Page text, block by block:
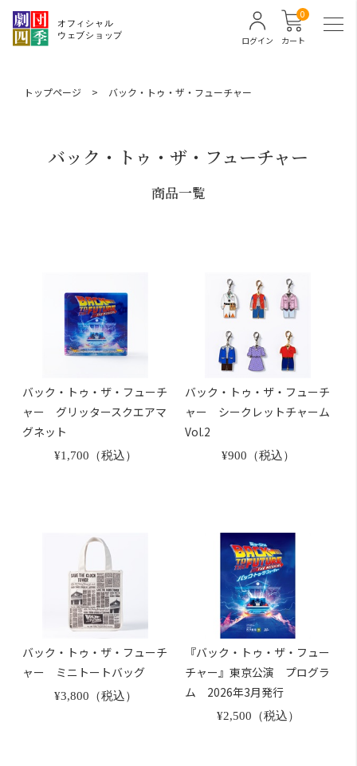
カート
0
ログイン
トップページ > バック・トゥ・ザ・フューチャー
バック・トゥ・ザ・フューチャー
商品一覧
バック・トゥ・ザ・フューチ
ャー グリッタースクエアマ
グネット
¥1,700（税込）
バック・トゥ・ザ・フューチ
ャー シークレットチャーム
Vol.2
¥900（税込）
バック・トゥ・ザ・フューチ
ャー ミニトートバッグ
¥3,800（税込）
『バック・トゥ・ザ・フュー
チャー』東京公演 プログラ
ム 2026年3月発行
¥2,500（税込）